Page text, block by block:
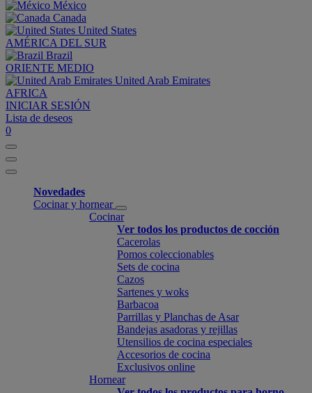
México
Canada
United States
AMÉRICA DEL SUR
Brazil
ORIENTE MEDIO
United Arab Emirates
AFRICA
INICIAR SESIÓN
Lista de deseos
0
Novedades
Cocinar y hornear
Cocinar
Ver todos los productos de cocción
Cacerolas
Pomos coleccionables
Sets de cocina
Cazos
Sartenes y woks
Barbacoa
Parrillas y Planchas de Asar
Bandejas asadoras y rejillas
Utensilios de cocina especiales
Accesorios de cocina
Exclusivos online
Hornear